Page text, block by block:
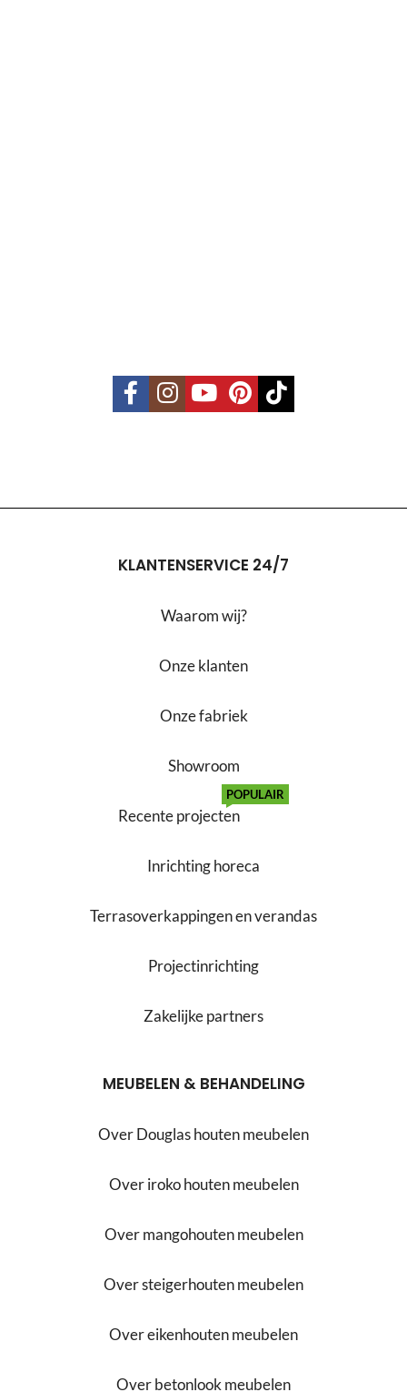
KLANTENSERVICE 24/7
Waarom wij?
Onze klanten
Onze fabriek
Showroom
Recente projecten
POPULAIR
Inrichting horeca
Terrasoverkappingen en verandas
Projectinrichting
Zakelijke partners
MEUBELEN & BEHANDELING
Over Douglas houten meubelen
Over iroko houten meubelen
Over mangohouten meubelen
Over steigerhouten meubelen
Over eikenhouten meubelen
Over betonlook meubelen